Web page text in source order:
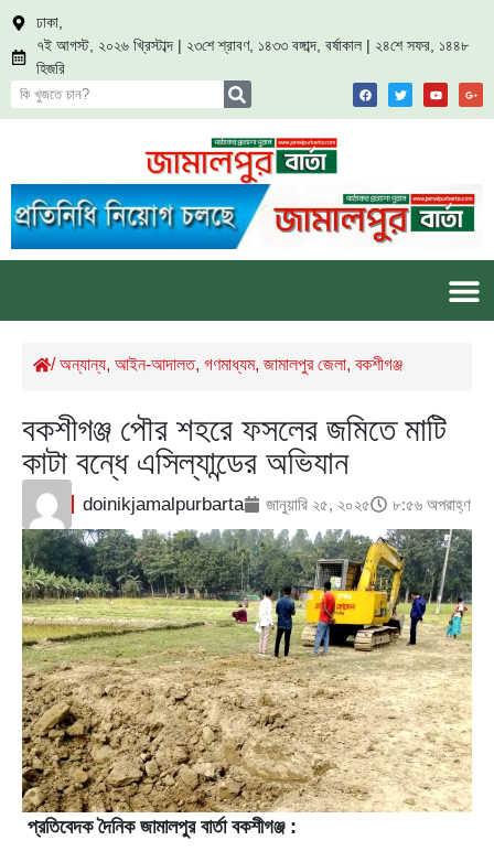
ঢাকা,
৭ই আগস্ট, ২০২৬ খ্রিস্টাব্দ | ২৩শে শ্রাবণ, ১৪৩৩ বঙ্গাব্দ, বর্ষাকাল | ২৪শে সফর, ১৪৪৮
হিজরি
/অন্যান্য, আইন-আদালত, গণমাধ্যম, জামালপুর জেলা, বকশীগঞ্জ
বকশীগঞ্জ পৌর শহরে ফসলের জমিতে মাটি
কাটা বন্ধে এসিল্যান্ডের অভিযান
doinikjamalpurbarta জানুয়ারি ২৫, ২০২৫ ৮:৫৬ অপরাহ্ণ
প্রতিবেদক দৈনিক জামালপুর বার্তা বকশীগঞ্জ :